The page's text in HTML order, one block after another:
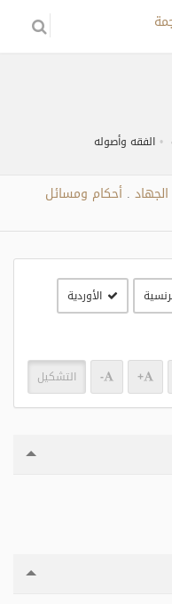
الفقه وأصوله
الجهاد أحكام ومسائل
الأوردية
+
- التشكيل